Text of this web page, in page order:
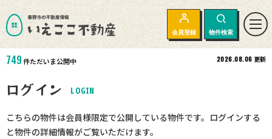
会員登録 物件検索
749件ただいま公開中 2026.08.06 更新
ログイン LOGIN
こちらの物件は会員様限定で公開している物件です。ログインする
と物件の詳細情報がご覧いただけます。